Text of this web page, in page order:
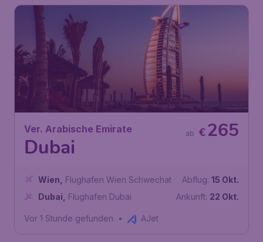
Ver. Arabische Emirate
Dubai
€265
ab
Wien
Flughafen Wien Schwechat
Dubai
Flughafen Dubai
Abflug: 15 Okt.
Ankunft: 22 Okt.
Vor 1 Stunde gefunden • AJet